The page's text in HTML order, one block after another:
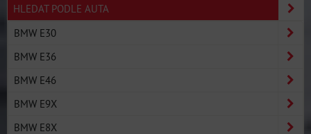
HLEDAT PODLE AUTA
BMW E30
BMW E36
BMW E46
BMW E9X
BMW E8X